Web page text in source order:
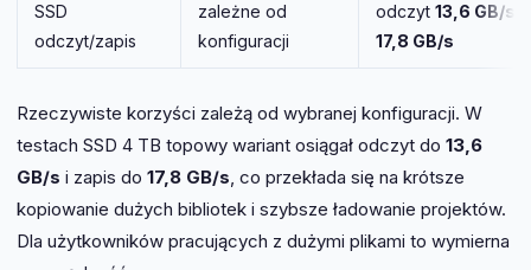
SSD
odczyt/zapis
zależne od
konfiguracji
odczyt 13,6 GB/s
17,8 GB/s
Rzeczywiste korzyści zależą od wybranej konfiguracji. W
testach SSD 4 TB topowy wariant osiągał odczyt do 13,6
GB/s i zapis do 17,8 GB/s, co przekłada się na krótsze
kopiowanie dużych bibliotek i szybsze ładowanie projektów.
Dla użytkowników pracujących z dużymi plikami to wymierna